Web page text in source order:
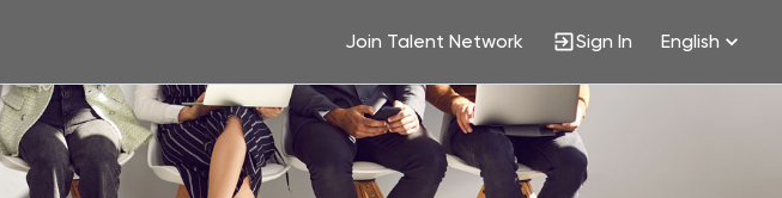
Join Talent Network Sign In English